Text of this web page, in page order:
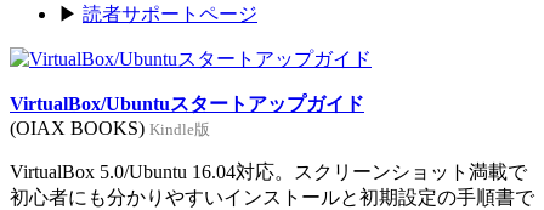
▶ 読者サポートページ
VirtualBox/Ubuntuスタートアップガイド
(OIAX BOOKS) Kindle版
VirtualBox 5.0/Ubuntu 16.04対応。スクリーンショット満載で
初心者にも分かりやすいインストールと初期設定の手順書で